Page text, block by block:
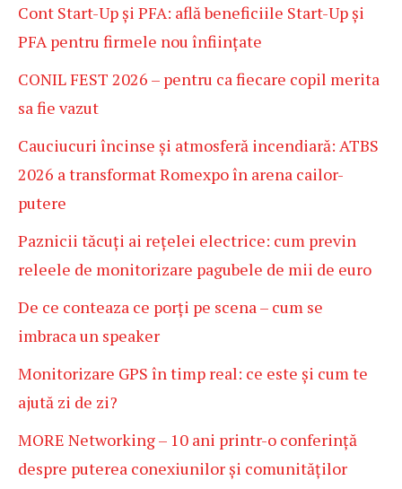
Cont Start-Up și PFA: află beneficiile Start-Up și
PFA pentru firmele nou înființate
CONIL FEST 2026 – pentru ca fiecare copil merita
sa fie vazut
Cauciucuri încinse și atmosferă incendiară: ATBS
2026 a transformat Romexpo în arena cailor-
putere
Paznicii tăcuți ai rețelei electrice: cum previn
releele de monitorizare pagubele de mii de euro
De ce conteaza ce porți pe scena – cum se
imbraca un speaker
Monitorizare GPS în timp real: ce este și cum te
ajută zi de zi?
MORE Networking – 10 ani printr-o conferință
despre puterea conexiunilor și comunităților